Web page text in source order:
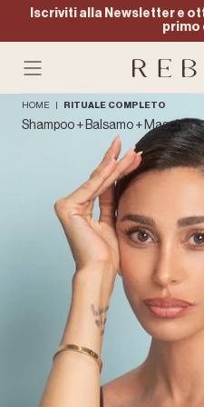
Salta al
Iscriviti alla Newsletter e
primo
HOME RITUALE COMPLETO
Shampoo + Balsamo + Maschera